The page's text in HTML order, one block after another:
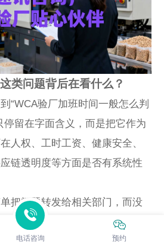
类问题背后在看什么？
“WCA验厂加班时间一般怎么判
停留在字面含义，而是把它作为
人权、工时工资、健康安全、
链透明度等方面是否有系统性
把问题转发给相关部门，而没
很容易出现各自为战的情况：
生产只看产能安排，EHS 只看
电话咨询 预约